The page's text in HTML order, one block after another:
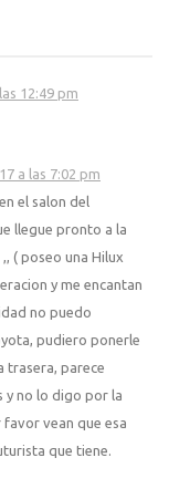
12:49 pm
a las 7:02 pm
el salon del
llegue pronto a la
( poseo una Hilux
y me encantan
no puedo
pudiero ponerle
trasera, parece
y no lo digo por la
vean que esa
que tiene.